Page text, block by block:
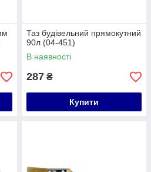
Таз будівельний прямокутний
90л (04-451)
В наявності
287 ₴
Купити